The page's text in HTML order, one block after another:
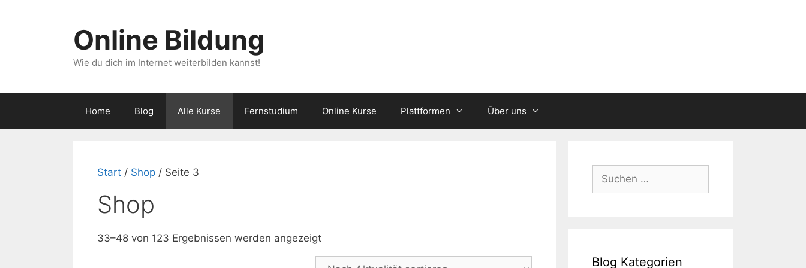
Online Bildung
Wie du dich im Internet weiterbilden kannst!
Home Blog Alle Kurse Fernstudium Online Kurse Plattformen Über uns
Start / Shop / Seite 3
Shop
33–48 von 123 Ergebnissen werden angezeigtNach
Suchen
nach:
Blog Kategorien